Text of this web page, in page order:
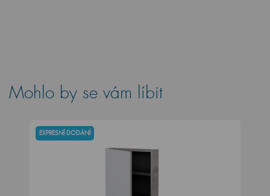
Mohlo by se vám líbit
EXPRESNÍ DODÁNÍ